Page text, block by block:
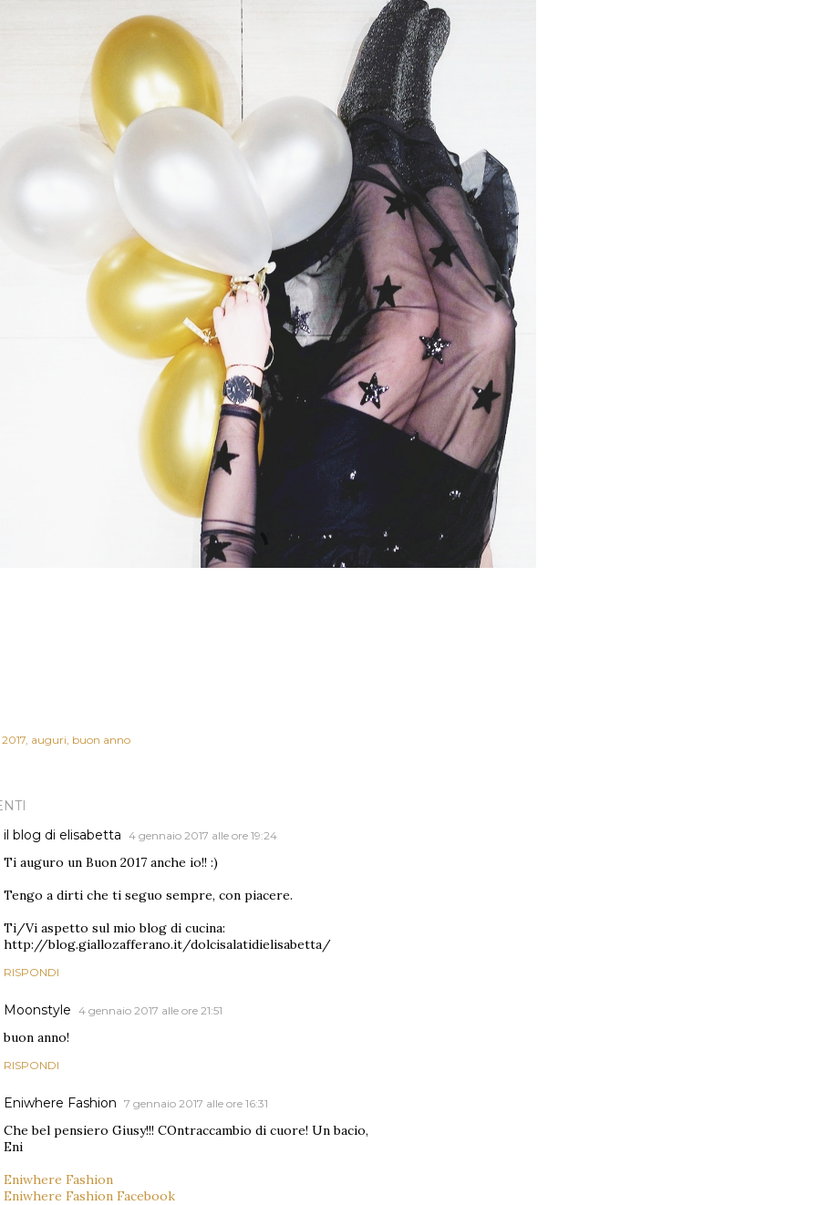
2017 auguri buon anno
il blog di elisabetta 4 gennaio 2017 alle ore 19:24
Ti auguro un Buon 2017 anche io!! :)
Tengo a dirti che ti seguo sempre, con piacere.
Ti/Vi aspetto sul mio blog di cucina:
http://blog.giallozafferano.it/dolcisalatidielisabetta/
RISPONDI
Moonstyle 4 gennaio 2017 alle ore 21:51
buon anno!
RISPONDI
Eniwhere Fashion 7 gennaio 2017 alle ore 16:31
Che bel pensiero Giusy!!! COntraccambio di cuore! Un bacio,
Eni
Eniwhere Fashion
Eniwhere Fashion Facebook